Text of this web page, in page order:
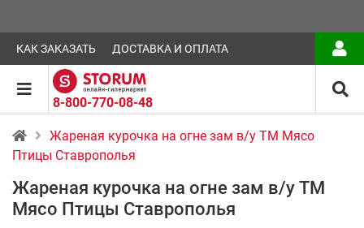
КАК ЗАКАЗАТЬ ДОСТАВКА И ОПЛАТА
8-800-770-08-48
Жареная курочка на огне зам в/у ТМ Мясо
Птицы Ставрополья
Жареная курочка на огне зам в/у ТМ
Мясо Птицы Ставрополья